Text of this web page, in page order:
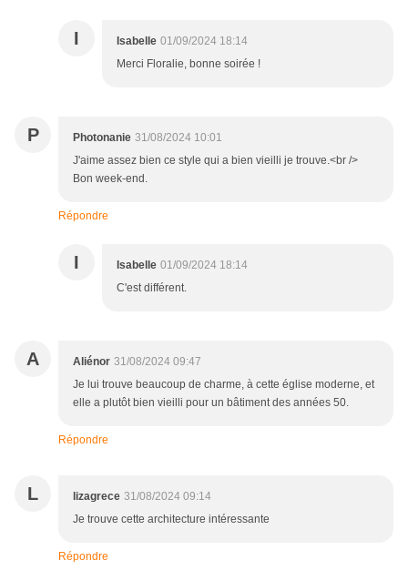
I Isabelle 01/09/2024 18:14
Merci Floralie, bonne soirée !
P Photonanie 31/08/2024 10:01
J'aime assez bien ce style qui a bien vieilli je trouve.<br />
Bon week-end.
Répondre
I Isabelle 01/09/2024 18:14
C'est différent.
A Aliénor 31/08/2024 09:47
Je lui trouve beaucoup de charme, à cette église moderne, et
elle a plutôt bien vieilli pour un bâtiment des années 50.
Répondre
L lizagrece 31/08/2024 09:14
Je trouve cette architecture intéressante
Répondre